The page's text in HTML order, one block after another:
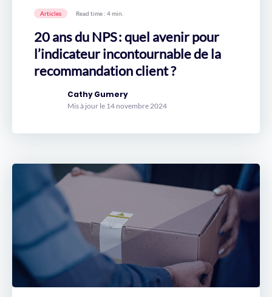
Articles Read time : 4 min.
20 ans du NPS : quel avenir pour
l’indicateur incontournable de la
recommandation client ?
Cathy Gumery
Mis à jour le 14 novembre 2024